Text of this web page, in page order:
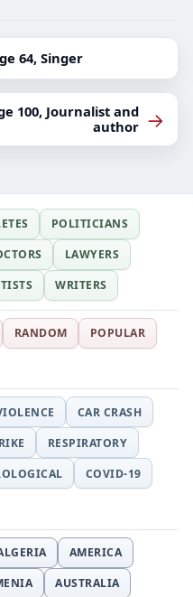
64, Singer
100, Journalist and
author →
POLITICIANS
LAWYERS
WRITERS
RANDOM
POPULAR
CAR CRASH
RESPIRATORY
COVID-19
AMERICA
AUSTRALIA